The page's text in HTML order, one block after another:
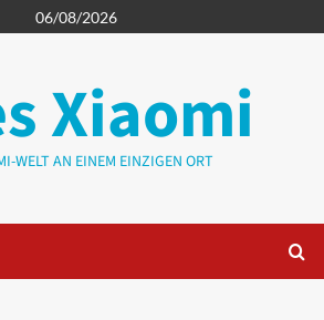
06/08/2026
Xiaomi
WELT AN EINEM EINZIGEN ORT